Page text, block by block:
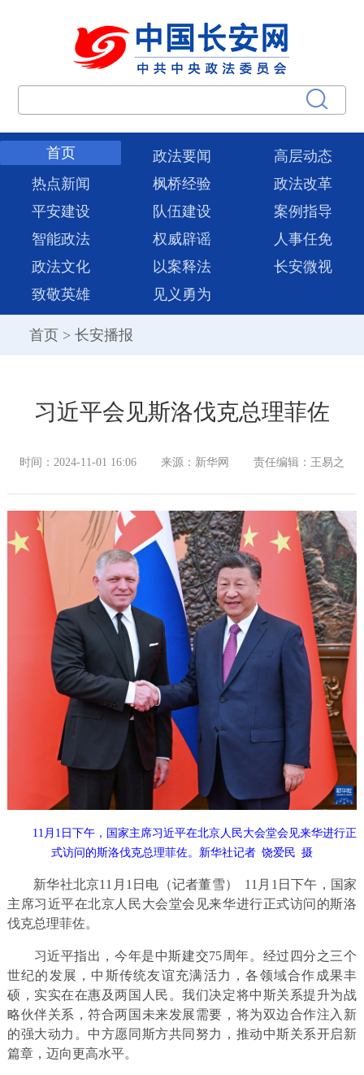
首页 政法要闻
高层动态
热点新闻
枫桥经验
政法改革
平安建设
队伍建设
案例指导
智能政法
权威辟谣
人事任免
政法文化
以案释法
长安微视
致敬英雄
见义勇为
首页 > 长安播报
习近平会见斯洛伐克总理菲佐
时间：2024-11-01 16:06 来源：新华网 责任编辑：王易之
11月1日下午，国家主席习近平在北京人民大会堂会见来华进行正
式访问的斯洛伐克总理菲佐。新华社记者 饶爱民 摄
新华社北京11月1日电（记者董雪） 11月1日下午，国家
主席习近平在北京人民大会堂会见来华进行正式访问的斯洛
伐克总理菲佐。
习近平指出，今年是中斯建交75周年。经过四分之三个
世纪的发展，中斯传统友谊充满活力，各领域合作成果丰
硕，实实在在惠及两国人民。我们决定将中斯关系提升为战
略伙伴关系，符合两国未来发展需要，将为双边合作注入新
的强大动力。中方愿同斯方共同努力，推动中斯关系开启新
篇章，迈向更高水平。